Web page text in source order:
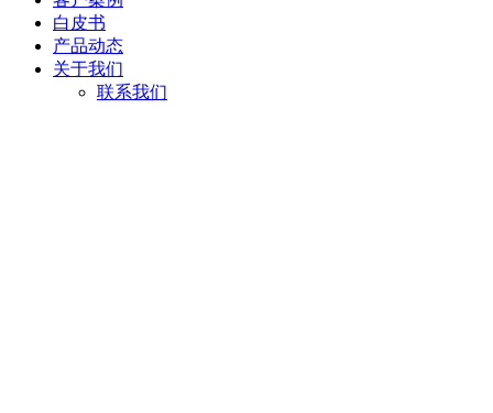
白皮书
产品动态
关于我们
联系我们